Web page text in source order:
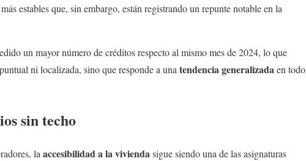
estables que, sin embargo, están registrando un repunte notable en la
un mayor número de créditos respecto al mismo mes de 2024, lo que
ni localizada, sino que responde a una tendencia generalizadaen todo
sin techo
la accesibilidad a la vivienda sigue siendo una de las asignaturas